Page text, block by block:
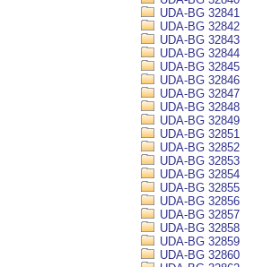
UDA-BG 32841
UDA-BG 32842
UDA-BG 32843
UDA-BG 32844
UDA-BG 32845
UDA-BG 32846
UDA-BG 32847
UDA-BG 32848
UDA-BG 32849
UDA-BG 32851
UDA-BG 32852
UDA-BG 32853
UDA-BG 32854
UDA-BG 32855
UDA-BG 32856
UDA-BG 32857
UDA-BG 32858
UDA-BG 32859
UDA-BG 32860